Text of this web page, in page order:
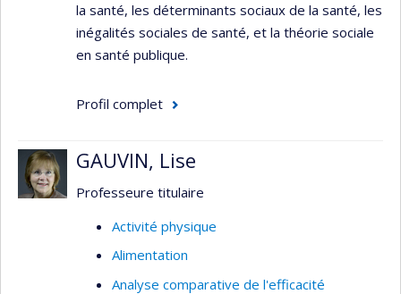
la santé, les déterminants sociaux de la santé, les
inégalités sociales de santé, et la théorie sociale
en santé publique.
Profil complet
GAUVIN, Lise
Professeure titulaire
Activité physique
Alimentation
Analyse comparative de l'efficacité